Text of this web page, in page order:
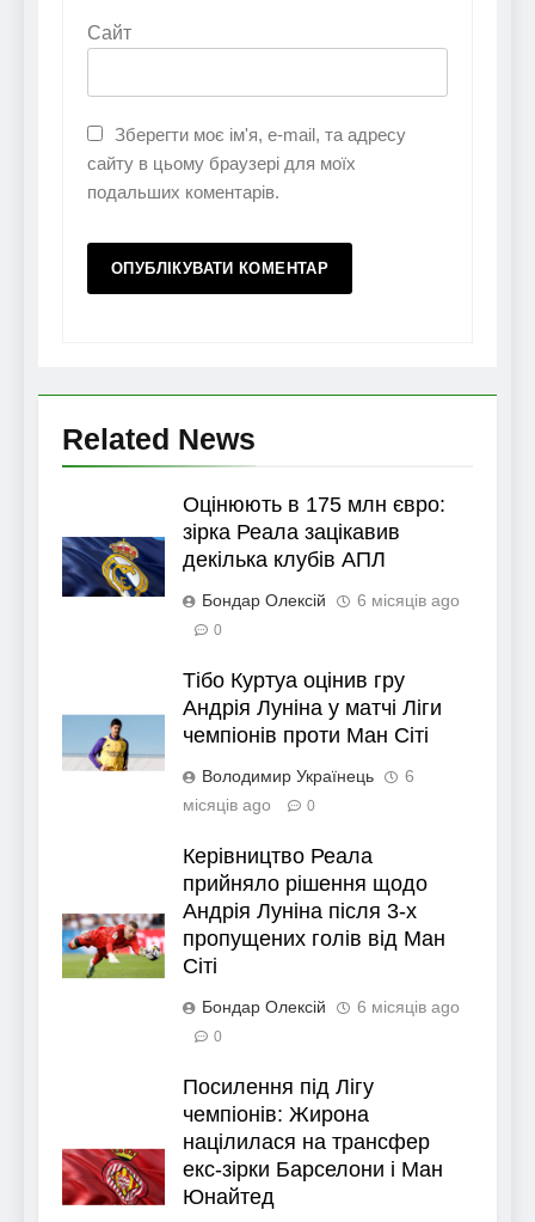
Сайт
Зберегти моє ім'я, e-mail, та адресу
сайту в цьому браузері для моїх
подальших коментарів.
Related News
Оцінюють в 175 млн євро:
зірка Реала зацікавив
декілька клубів АПЛ
Бондар Олексій 6 місяців ago
0
Тібо Куртуа оцінив гру
Андрія Луніна у матчі Ліги
чемпіонів проти Ман Сіті
Володимир Українець
6
місяців ago
0
Керівництво Реала
прийняло рішення щодо
Андрія Луніна після 3-х
пропущених голів від Ман
Сіті
Бондар Олексій 6 місяців ago
0
Посилення під Лігу
чемпіонів: Жирона
націлилася на трансфер
екс-зірки Барселони і Ман
Юнайтед